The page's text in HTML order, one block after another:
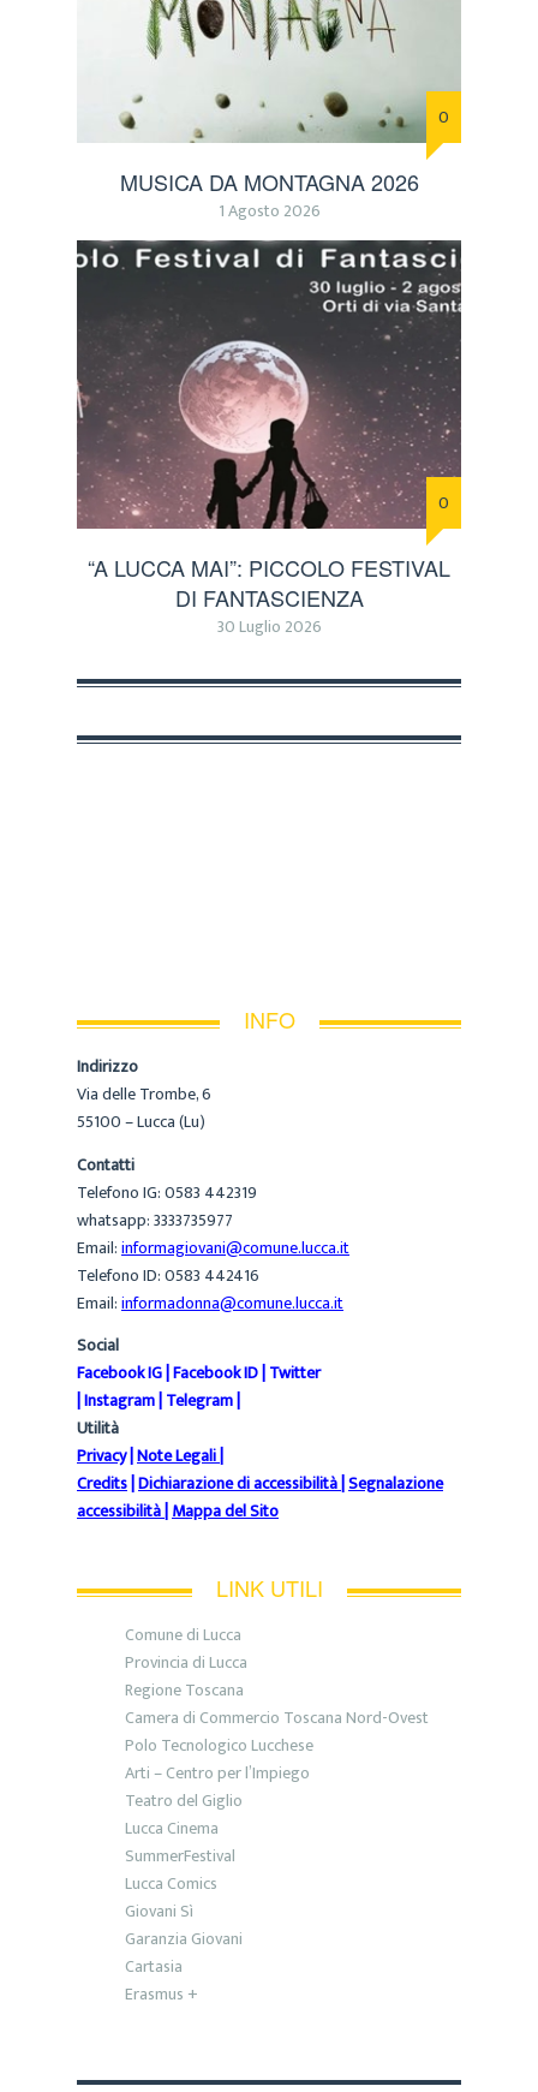
0
MUSICA DA MONTAGNA 2026
1 Agosto 2026
0
“A LUCCA MAI”: PICCOLO FESTIVAL
DI FANTASCIENZA
30 Luglio 2026
INFO
Indirizzo
Via delle Trombe, 6
55100 – Lucca (Lu)
Contatti
Telefono IG: 0583 442319
whatsapp: 3333735977
Email:informagiovani@comune.lucca.it
Telefono ID: 0583 442416
Email:informadonna@comune.lucca.it
Social
Facebook IG|Facebook ID|Twitter
|Instagram|Telegram|
Utilità
Privacy|Note Legali|
Credits|Dichiarazione di accessibilità|Segnalazione
accessibilità|Mappa del Sito
LINK UTILI
Comune di Lucca
Provincia di Lucca
Regione Toscana
Camera di Commercio Toscana Nord-Ovest
Polo Tecnologico Lucchese
Arti – Centro per l’Impiego
Teatro del Giglio
Lucca Cinema
SummerFestival
Lucca Comics
Giovani Sì
Garanzia Giovani
Cartasia
Erasmus +